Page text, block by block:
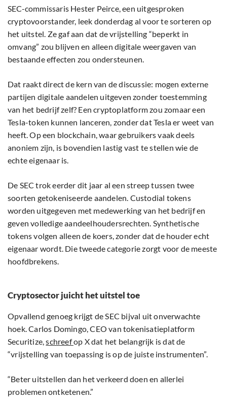
SEC-commissaris Hester Peirce, een uitgesproken
cryptovoorstander, leek donderdag al voor te sorteren op
het uitstel. Ze gaf aan dat de vrijstelling “beperkt in
omvang” zou blijven en alleen digitale weergaven van
bestaande effecten zou ondersteunen.
Dat raakt direct de kern van de discussie: mogen externe
partijen digitale aandelen uitgeven zonder toestemming
van het bedrijf zelf? Een cryptoplatform zou zomaar een
Tesla-token kunnen lanceren, zonder dat Tesla er weet van
heeft. Op een blockchain, waar gebruikers vaak deels
anoniem zijn, is bovendien lastig vast te stellen wie de
echte eigenaar is.
De SEC trok eerder dit jaar al een streep tussen twee
soorten getokeniseerde aandelen. Custodial tokens
worden uitgegeven met medewerking van het bedrijf en
geven volledige aandeelhoudersrechten. Synthetische
tokens volgen alleen de koers, zonder dat de houder echt
eigenaar wordt. Die tweede categorie zorgt voor de meeste
hoofdbrekens.
Cryptosector juicht het uitstel toe
Opvallend genoeg krijgt de SEC bijval uit onverwachte
hoek. Carlos Domingo, CEO van tokenisatieplatform
Securitize,schreefop X dat het belangrijk is dat de
“vrijstelling van toepassing is op de juiste instrumenten”.
“Beter uitstellen dan het verkeerd doen en allerlei
problemen ontketenen.”